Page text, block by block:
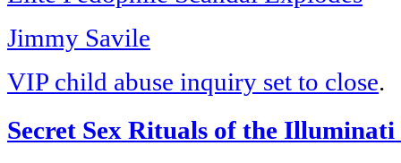
Jimmy Savile
VIP child abuse inquiry set to close.
Secret Sex Rituals of the Illuminati